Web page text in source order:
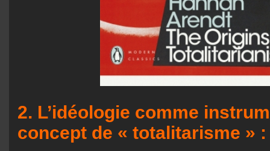
2. L’idéologie comme
concept de « totalitarisme » :